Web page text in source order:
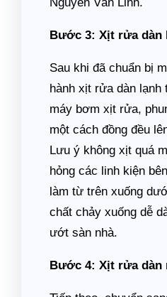
Bước 3: Xịt rửa dàn
Sau khi đã chuẩn bị
hành xịt rửa dàn
máy bơm xịt rửa,
một cách đồng đều
Lưu ý không xịt quá
hỏng các linh kiện
làm từ trên xuống
chất chảy xuống dễ
ướt sàn nhà.
Bước 4: Xịt rửa dàn